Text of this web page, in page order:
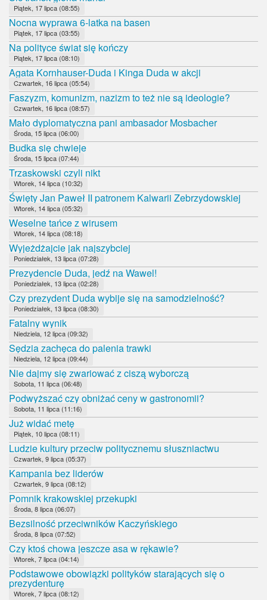
Piątek, 17 lipca (08:55)
Nocna wyprawa 6-latka na basen
Piątek, 17 lipca (03:55)
Na polityce świat się kończy
Piątek, 17 lipca (08:10)
Agata Kornhauser-Duda i Kinga Duda w akcji
Czwartek, 16 lipca (05:54)
Faszyzm, komunizm, nazizm to też nie są ideologie?
Czwartek, 16 lipca (08:57)
Mało dyplomatyczna pani ambasador Mosbacher
Środa, 15 lipca (06:00)
Budka się chwieje
Środa, 15 lipca (07:44)
Trzaskowski czyli nikt
Wtorek, 14 lipca (10:32)
Święty Jan Paweł II patronem Kalwarii Zebrzydowskiej
Wtorek, 14 lipca (05:32)
Weselne tańce z wirusem
Wtorek, 14 lipca (08:18)
Wyjeżdżajcie jak najszybciej
Poniedziałek, 13 lipca (07:28)
Prezydencie Duda, jedź na Wawel!
Poniedziałek, 13 lipca (02:28)
Czy prezydent Duda wybije się na samodzielność?
Poniedziałek, 13 lipca (08:30)
Fatalny wynik
Niedziela, 12 lipca (09:32)
Sędzia zachęca do palenia trawki
Niedziela, 12 lipca (09:44)
Nie dajmy się zwariować z ciszą wyborczą
Sobota, 11 lipca (06:48)
Podwyższać czy obniżać ceny w gastronomii?
Sobota, 11 lipca (11:16)
Już widać metę
Piątek, 10 lipca (08:11)
Ludzie kultury przeciw politycznemu słuszniactwu
Czwartek, 9 lipca (05:37)
Kampania bez liderów
Czwartek, 9 lipca (08:12)
Pomnik krakowskiej przekupki
Środa, 8 lipca (06:07)
Bezsilność przeciwników Kaczyńskiego
Środa, 8 lipca (07:52)
Czy ktoś chowa jeszcze asa w rękawie?
Wtorek, 7 lipca (04:14)
Podstawowe obowiązki polityków starających się o
prezydenturę
Wtorek, 7 lipca (08:12)